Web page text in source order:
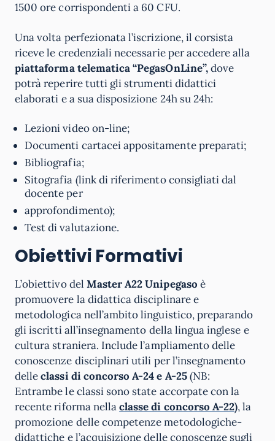
1500 ore corrispondenti a 60 CFU.
Una volta perfezionata l’iscrizione, il corsista
riceve le credenziali necessarie per accedere alla
piattaforma telematica “PegasOnLine”,dove
potrà reperire tutti gli strumenti didattici
elaborati e a sua disposizione 24h su 24h:
Lezioni video on-line;
Documenti cartacei appositamente preparati;
Bibliografia;
Sitografia (link di riferimento consigliati dal
docente per
approfondimento);
Test di valutazione.
Obiettivi Formativi
L’obiettivo del Master A22 Unipegaso è
promuovere la didattica disciplinare e
metodologica nell’ambito linguistico, preparando
gli iscritti all’insegnamento della lingua inglese e
cultura straniera. Include l’ampliamento delle
conoscenze disciplinari utili per l’insegnamento
delleclassi di concorso A-24 e A-25(NB:
Entrambe le classi sono state accorpate con la
recente riforma nellaclasse di concorso A-22), la
promozione delle competenze metodologiche-
didattiche e l’acquisizione delle conoscenze sugli